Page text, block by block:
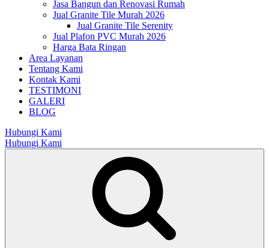
Jasa Bangun dan Renovasi Rumah
Jual Granite Tile Murah 2026
Jual Granite Tile Serenity
Jual Plafon PVC Murah 2026
Harga Bata Ringan
Area Layanan
Tentang Kami
Kontak Kami
TESTIMONI
GALERI
BLOG
Hubungi Kami
Hubungi Kami